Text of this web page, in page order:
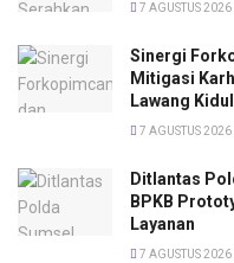
7 AGUSTUS
Sinergi
Mitigasi
Lawang Kidul
7 AGUSTUS
Ditlantas
BPKB
Layanan
7 AGUSTUS